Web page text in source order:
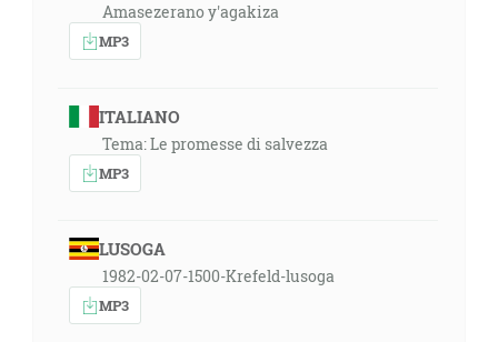
Amasezerano y'agakiza
MP3
ITALIANO
Tema: Le promesse di salvezza
MP3
LUSOGA
1982-02-07-1500-Krefeld-lusoga
MP3